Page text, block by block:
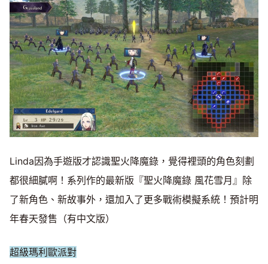
Linda因為手遊版才認識聖火降魔錄，覺得裡頭的角色刻劃
都很細膩啊！系列作的最新版『聖火降魔錄 風花雪月』除
了新角色、新故事外，還加入了更多戰術模擬系統！預計明
年春天發售（有中文版）
超級瑪利歐派對